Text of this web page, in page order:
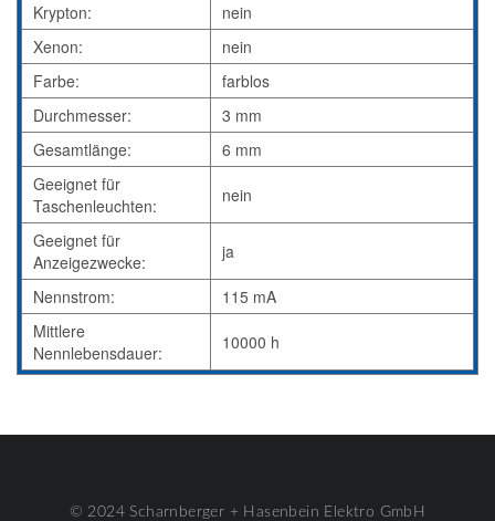
Krypton:
nein
Xenon:
nein
Farbe:
farblos
Durchmesser:
3 mm
Gesamtlänge:
6 mm
Geeignet für
Taschenleuchten:
nein
Geeignet für
Anzeigezwecke:
ja
Nennstrom:
115 mA
Mittlere
Nennlebensdauer:
10000 h
© 2024 Scharnberger + Hasenbein Elektro GmbH